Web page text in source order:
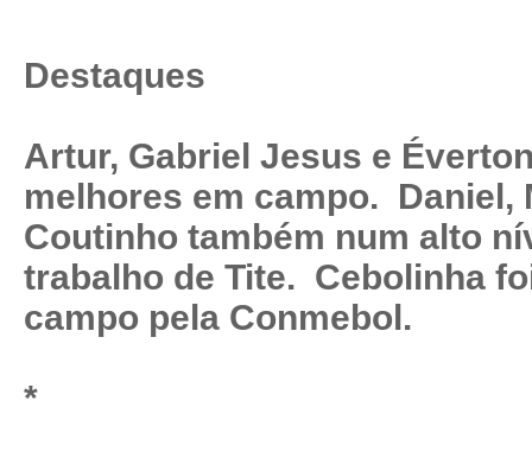
Destaques
Artur, Gabriel Jesus e
melhores em campo. Daniel,
Coutinho também num alto
trabalho de Tite. Cebolinha
campo pela Conmebol.
*